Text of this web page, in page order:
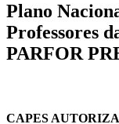
Plano
Professores
PARFOR
CAPES